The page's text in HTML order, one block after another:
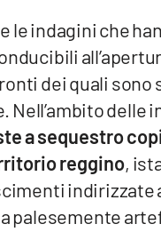
le indagini che
dei quali
delle
a sequestro
reggino,
indirizzate
palesemente